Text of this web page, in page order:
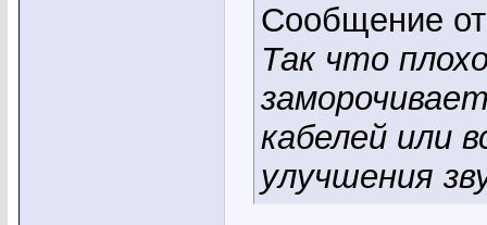
Сообщение
Так что
кабелей или
улучшения